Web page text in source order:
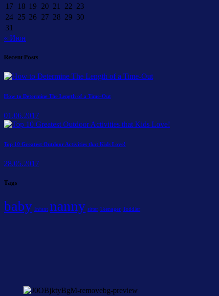
17
18 19 20 21 22 23
24 25 26 27 28 29 30
31
« Июн
Recent Posts
How to Determine The Length of a Time-Out
01.06.2017
Top 10 Greatest Outdoor Activities that Kids Love!
28.05.2017
Tags
baby Infant nanny sitter Teenager Toddler